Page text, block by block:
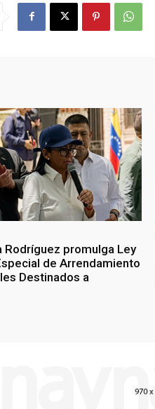
Rodríguez promulga Ley
de Arrendamiento
Destinados a